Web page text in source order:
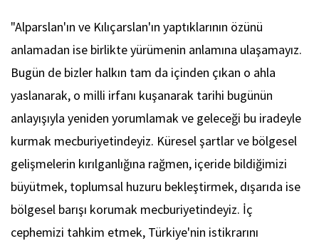
"Alparslan'ın ve Kılıçarslan'ın yaptıklarının özünü
anlamadan ise birlikte yürümenin anlamına ulaşamayız.
Bugün de bizler halkın tam da içinden çıkan o ahla
yaslanarak, o milli irfanı kuşanarak tarihi bugünün
anlayışıyla yeniden yorumlamak ve geleceği bu iradeyle
kurmak mecburiyetindeyiz. Küresel şartlar ve bölgesel
gelişmelerin kırılganlığına rağmen, içeride bildiğimizi
büyütmek, toplumsal huzuru bekleştirmek, dışarıda ise
bölgesel barışı korumak mecburiyetindeyiz. İç
cephemizi tahkim etmek, Türkiye'nin istikrarını